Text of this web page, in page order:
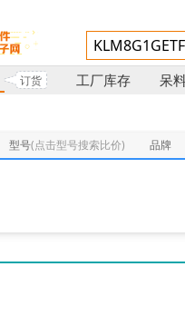
订货 工厂库存 呆
型号(点击型号搜索比价) 品牌